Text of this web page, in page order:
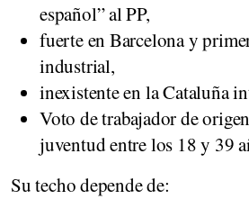
español” al PP,
fuerte en Barcelona y
industrial,
inexistente en la Cataluña
Voto de trabajador de
juventud entre los 18 y 39
Su techo depende de: